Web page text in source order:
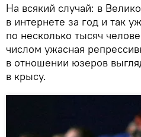
На всякий случай: в
в интернете за год и так
по несколько тысяч
числом ужасная
в отношении юзеров
в крысу.